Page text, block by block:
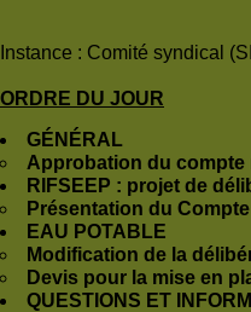
Instance : Comité syndical
ORDRE DU JOUR
GÉNÉRAL
Approbation du compte
RIFSEEP : projet de
Présentation du
EAU POTABLE
Modification de la
Devis pour la mise en
QUESTIONS ET